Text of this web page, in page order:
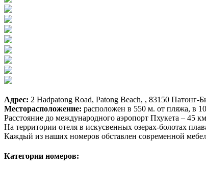
Адрес: 2 Hadpatong Road, Patong Beach, , 83150 Патонг-
Месторасположение: расположен в 550 м. от пляжа, в
Расстояние до международного аэропорт Пхукета – 45
На территории отеля в искусвенных озерах-болотах
Каждый из наших номеров обставлен современной
Категории номеров: